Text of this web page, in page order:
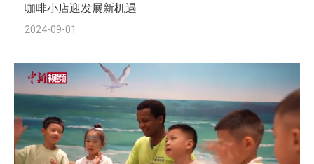
咖啡小店迎发展新机遇
2024-09-01